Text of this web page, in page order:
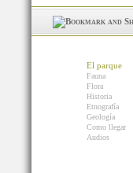
El parque
Fauna
Flora
Historia
Etnografía
Geología
Como llegar
Audios